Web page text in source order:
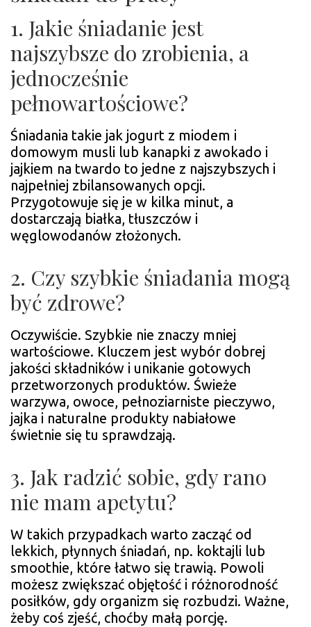
1. Jakie śniadanie jest
najszybsze do zrobienia, a
jednocześnie
pełnowartościowe?
Śniadania takie jak jogurt z miodem i
domowym musli lub kanapki z awokado i
jajkiem na twardo to jedne z najszybszych i
najpełniej zbilansowanych opcji.
Przygotowuje się je w kilka minut, a
dostarczają białka, tłuszczów i
węglowodanów złożonych.
2. Czy szybkie śniadania mogą
być zdrowe?
Oczywiście. Szybkie nie znaczy mniej
wartościowe. Kluczem jest wybór dobrej
jakości składników i unikanie gotowych
przetworzonych produktów. Świeże
warzywa, owoce, pełnoziarniste pieczywo,
jajka i naturalne produkty nabiałowe
świetnie się tu sprawdzają.
3. Jak radzić sobie, gdy rano
nie mam apetytu?
W takich przypadkach warto zacząć od
lekkich, płynnych śniadań, np. koktajli lub
smoothie, które łatwo się trawią. Powoli
możesz zwiększać objętość i różnorodność
posiłków, gdy organizm się rozbudzi. Ważne,
żeby coś zjeść, choćby małą porcję.